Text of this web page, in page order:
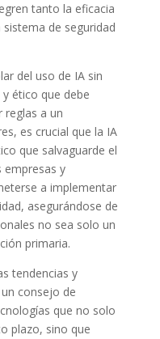
tanto la eficacia
de seguridad
del uso de IA sin
ético que debe
reglas a un
es crucial que la IA
que salvaguarde el
empresas y
a implementar
asegurándose de
no sea solo un
primaria.
tendencias y
consejo de
que no solo
plazo, sino que